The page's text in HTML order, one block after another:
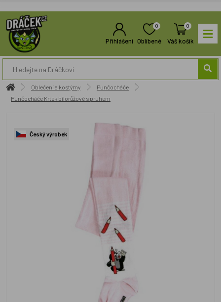
Přihlášení
0
Oblíbené
0
Váš košík
Oblečení a kostýmy
Punčocháče
Punčocháče Krtek bílorůžové s pruhem
Český výrobek